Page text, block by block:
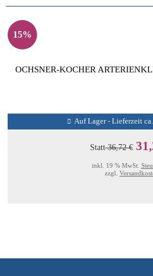
15%
OCHSNER-KOCHER
Auf Lager - Lieferzeit
Statt36,72 €
inkl. 19 % MwSt.
zzgl.